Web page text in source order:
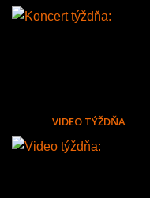
VIDEO TÝŽDŇA